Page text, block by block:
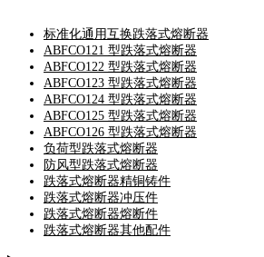
标准化通用互换跌落式熔断器
ABFCO121 型跌落式熔断器
ABFCO122 型跌落式熔断器
ABFCO123 型跌落式熔断器
ABFCO124 型跌落式熔断器
ABFCO125 型跌落式熔断器
ABFCO126 型跌落式熔断器
负荷型跌落式熔断器
防风型跌落式熔断器
跌落式熔断器精铜铸件
跌落式熔断器冲压件
跌落式熔断器熔断件
跌落式熔断器其他配件